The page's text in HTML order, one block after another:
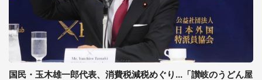
国民・玉木雄一郎代表、消費税減税めぐり...「讃岐のうどん屋